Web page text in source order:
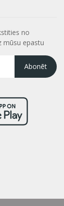
no
mūsu epastu
Abonēt